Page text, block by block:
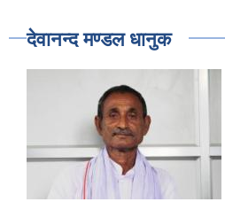
देवानन्द मण्डल धानुक